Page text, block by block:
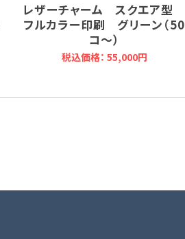
レザーチャーム スクエア型
フルカラー印刷 グリーン（50
コ～）
税込価格： 55,000円